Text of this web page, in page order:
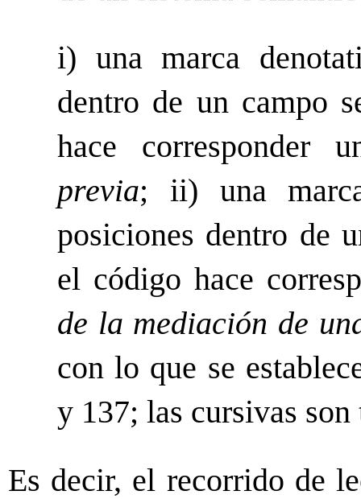
i) una marca
dentro de un campo
hace corresponder
previa; ii) una
posiciones dentro de
el código hace
de la mediación de
con lo que se
y 137; las cursivas son
Es decir, el recorrido de